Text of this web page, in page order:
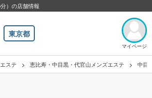
）の店舗情報
東京都
マイページ
ステ 恵比寿・中目黒・代官山メンズエステ 中目